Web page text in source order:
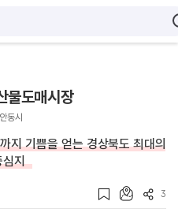
물도매시장
동시
지 기쁨을 얻는 경상북도 최대의
심지
3